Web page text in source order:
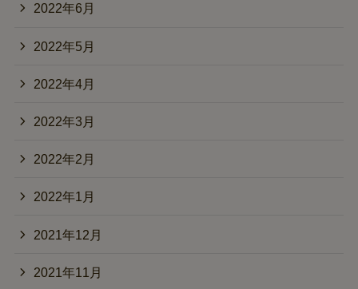
2022年6月
2022年5月
2022年4月
2022年3月
2022年2月
2022年1月
2021年12月
2021年11月